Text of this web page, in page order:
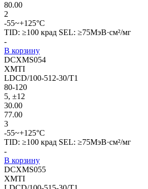
80.00
2
-55~+125°C
TID: ≥100 крад SEL: ≥75МэВ·см²/мг
-
В корзину
DCXMS054
XMTI
LDCD/100-512-30/T1
80-120
5, ±12
30.00
77.00
3
-55~+125°C
TID: ≥100 крад SEL: ≥75МэВ·см²/мг
-
В корзину
DCXMS055
XMTI